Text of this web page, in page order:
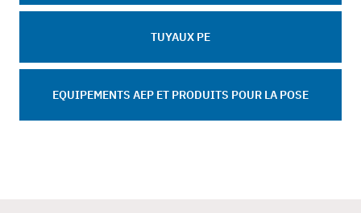
TUYAUX PE
EQUIPEMENTS AEP ET PRODUITS POUR LA POSE